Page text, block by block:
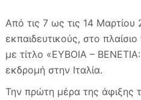
Από τις 7 ως τις 14 Μαρτίου
εκπαιδευτικούς, στο
με τίτλο «ΕΥΒΟΙΑ –
εκδρομή στην Ιταλία.
Την πρώτη μέρα της άφιξης